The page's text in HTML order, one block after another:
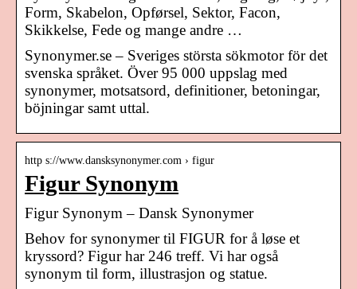
Form, Skabelon, Opførsel, Sektor, Facon,
Skikkelse, Fede og mange andre …
Synonymer.se – Sveriges största sökmotor för det
svenska språket. Över 95 000 uppslag med
synonymer, motsatsord, definitioner, betoningar,
böjningar samt uttal.
http s://www.dansksynonymer.com › figur
Figur Synonym
Figur Synonym – Dansk Synonymer
Behov for synonymer til FIGUR for å løse et
kryssord? Figur har 246 treff. Vi har også
synonym til form, illustrasjon og statue.